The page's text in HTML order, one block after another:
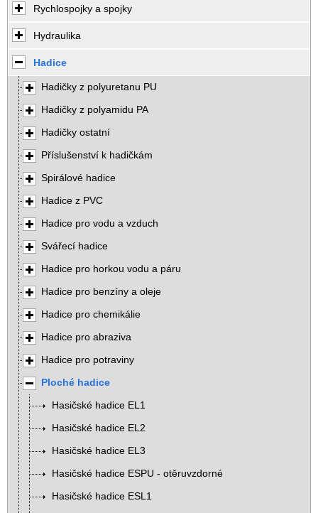
Rychlospojky a spojky
Hydraulika
Hadice
Hadičky z polyuretanu PU
Hadičky z polyamidu PA
Hadičky ostatní
Příslušenství k hadičkám
Spirálové hadice
Hadice z PVC
Hadice pro vodu a vzduch
Svářecí hadice
Hadice pro horkou vodu a páru
Hadice pro benzíny a oleje
Hadice pro chemikálie
Hadice pro abraziva
Hadice pro potraviny
Ploché hadice
Hasičské hadice EL1
Hasičské hadice EL2
Hasičské hadice EL3
Hasičské hadice ESPU - otěruvzdorné
Hasičské hadice ESL1